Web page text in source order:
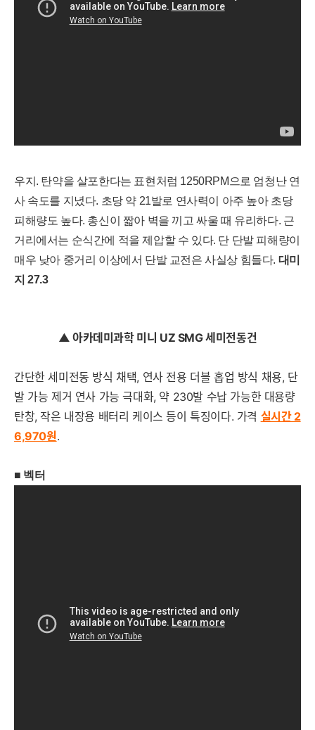
우지. 탄약을 살포한다는 표현처럼 1250RPM으로 엄청난 연
사 속도를 지녔다. 초당 약 21발로 연사력이 아주 높아 초당
피해량도 높다. 총신이 짧아 벽을 끼고 싸울 때 유리하다. 근
거리에서는 순식간에 적을 제압할 수 있다. 단 단발 피해량이
매우 낮아 중거리 이상에서 단발 교전은 사실상 힘들다. 대미
지27.3
▲ 아카데미과학 미니 UZ SMG 세미전동건
간단한 세미전동 방식 채택, 연사 전용 더블 홉업 방식 채용, 단
발 가능 제거 연사 가능 극대화, 약 230발 수납 가능한 대용량
탄창, 작은 내장용 배터리 케이스 등이 특징이다. 가격 실시간 2
6,970원.
■ 벡터